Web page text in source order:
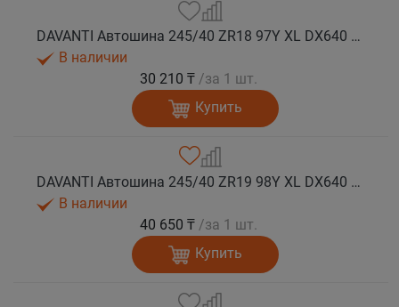
DAVANTI Автошина 245/40 ZR18 97Y XL DX640 RPR лето
В наличии
30 210 ₸ /за 1 шт.
Купить
DAVANTI Автошина 245/40 ZR19 98Y XL DX640 RPR лето
В наличии
40 650 ₸ /за 1 шт.
Купить